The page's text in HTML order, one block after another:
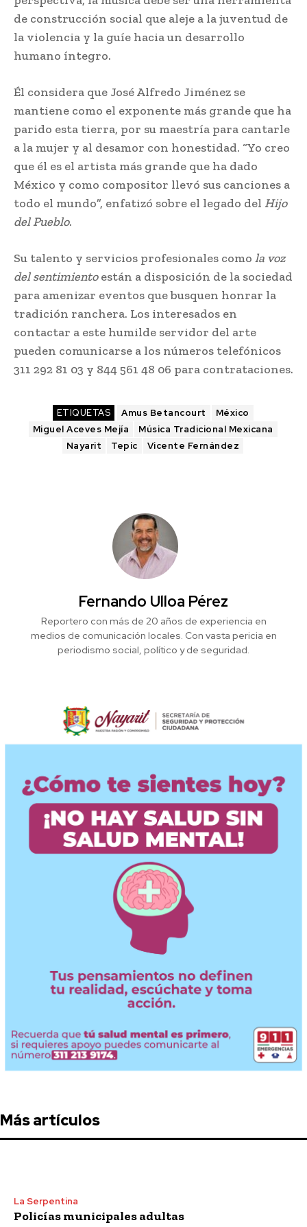
de construcción social que aleje a la juventud de
la violencia y la guíe hacia un desarrollo
humano íntegro.
Él considera que José Alfredo Jiménez se
mantiene como el exponente más grande que ha
parido esta tierra, por su maestría para cantarle
a la mujer y al desamor con honestidad. “Yo creo
que él es el artista más grande que ha dado
México y como compositor llevó sus canciones a
todo el mundo”, enfatizó sobre el legado del Hijo
del Pueblo.
Su talento y servicios profesionales como la voz
del sentimientoestán a disposición de la sociedad
para amenizar eventos que busquen honrar la
tradición ranchera. Los interesados en
contactar a este humilde servidor del arte
pueden comunicarse a los números telefónicos
311 292 81 03 y 844 561 48 06 para contrataciones.
ETIQUETAS Amus Betancourt
México
Miguel Aceves Mejía
Música Tradicional Mexicana
Nayarit
Tepic Vicente Fernández
Fernando Ulloa Pérez
Reportero con más de 20 años de experiencia en
medios de comunicación locales. Con vasta pericia en
periodismo social, político y de seguridad.
Más artículos
La Serpentina
Policías municipales adultas